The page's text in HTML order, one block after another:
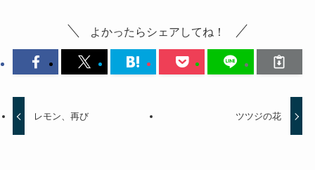
よかったらシェアしてね！
レモン、再び ツツジの花